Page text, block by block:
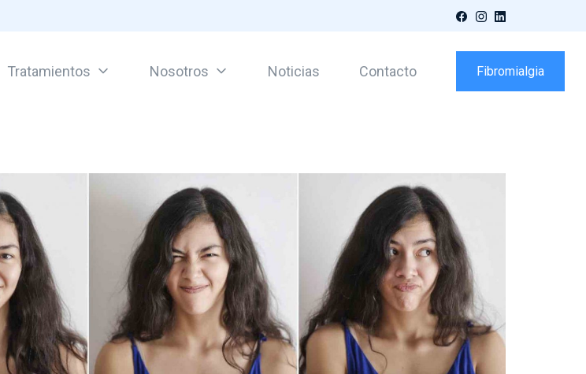
FacebookInstagram
LinkedIn
Tratamientos Nosotros Noticias Contacto Fibromialgia